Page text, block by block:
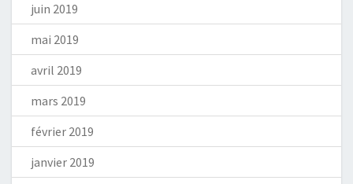
juin 2019
mai 2019
avril 2019
mars 2019
février 2019
janvier 2019